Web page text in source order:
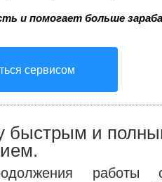
и помогает больше
сервисом
быстрым и
работы